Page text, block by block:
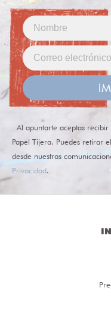
Al apuntarte aceptas
Papel Tijera. Puedes retirar
desde nuestras
Privacidad.